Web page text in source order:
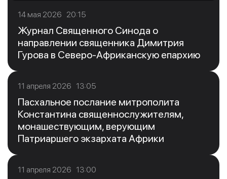
14 мая 2026 20:15
Журнал Священного Синода о
направлении священника Димитрия
Гурова в Северо-Африканскую епархию
11 апреля 2026 13:05
Пасхальное послание митрополита
Константина священнослужителям,
монашествующим, верующим
Патриаршего экзархата Африки
11 апреля 2026 13:00